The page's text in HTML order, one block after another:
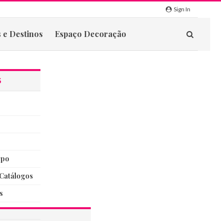
Sign In
e Destinos Espaço Decoração